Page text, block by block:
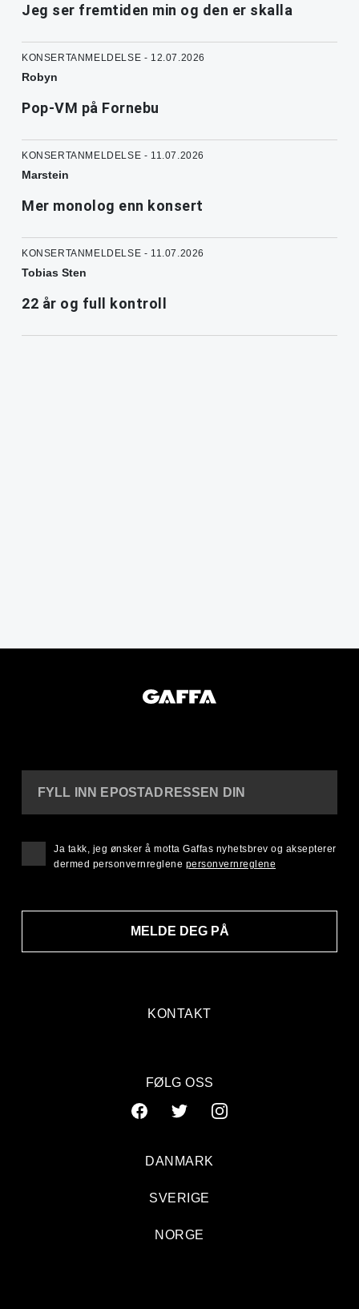
Jeg ser fremtiden min og den er skalla
KONSERTANMELDELSE - 12.07.2026
Robyn
Pop-VM på Fornebu
KONSERTANMELDELSE - 11.07.2026
Marstein
Mer monolog enn konsert
KONSERTANMELDELSE - 11.07.2026
Tobias Sten
22 år og full kontroll
KONTAKT
FYLL INN EPOSTADRESSEN DIN
MELDE DEG PÅ
Ja takk, jeg ønsker å motta Gaffas nyhetsbrev og aksepterer
dermed personvernreglene personvernreglene
FØLG OSS
DANMARK
SVERIGE
NORGE